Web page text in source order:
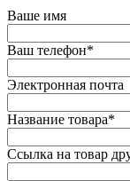
Ваше имя
Ваш телефон*
Электронная почта
Название товара*
Ссылка на товар